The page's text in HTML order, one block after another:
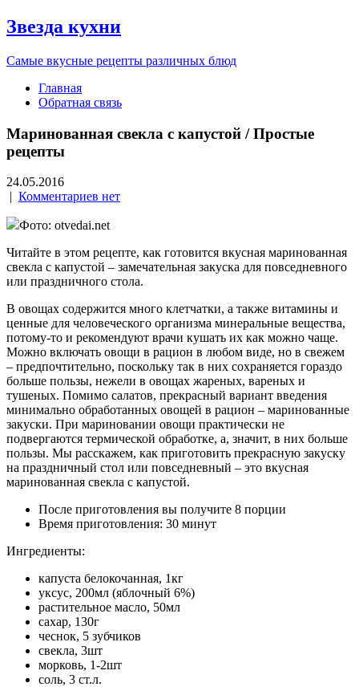
Звезда кухни
Самые вкусные рецепты различных блюд
Главная
Обратная связь
Маринованная свекла с капустой / Простые
рецепты
24.05.2016
| Комментариев нет
Фото: otvedai.net
Читайте в этом рецепте, как готовится вкусная маринованная
свекла с капустой – замечательная закуска для повседневного
или праздничного стола.
В овощах содержится много клетчатки, а также витамины и
ценные для человеческого организма минеральные вещества,
потому-то и рекомендуют врачи кушать их как можно чаще.
Можно включать овощи в рацион в любом виде, но в свежем
– предпочтительно, поскольку так в них сохраняется гораздо
больше пользы, нежели в овощах жареных, вареных и
тушеных. Помимо салатов, прекрасный вариант введения
минимально обработанных овощей в рацион – маринованные
закуски. При мариновании овощи практически не
подвергаются термической обработке, а, значит, в них больше
пользы. Мы расскажем, как приготовить прекрасную закуску
на праздничный стол или повседневный – это вкусная
маринованная свекла с капустой.
После приготовления вы получите 8 порции
Время приготовления: 30 минут
Ингредиенты:
капуста белокочанная, 1кг
уксус, 200мл (яблочный 6%)
растительное масло, 50мл
сахар, 130г
чеснок, 5 зубчиков
свекла, 3шт
морковь, 1-2шт
соль, 3 ст.л.